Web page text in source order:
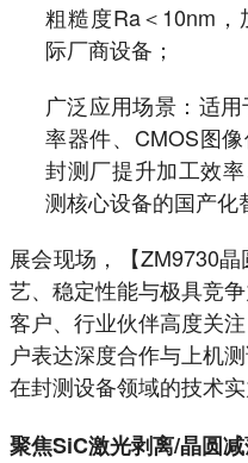
粗糙度Ra＜10nm
际厂商设备；
广泛应用场景：适
率器件、CMOS图
封测厂提升加工效
测核心设备的国产化
展会现场，【ZM9730
艺、稳定性能与极具竞
客户、行业伙伴高度关
户表达深度合作与上机
在封测设备领域的技术实
聚焦SiC激光剥离/晶圆